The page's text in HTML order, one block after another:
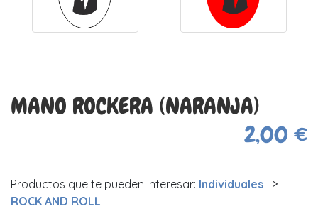
MANO ROCKERA (NARANJA)
2,00 €
Productos que te pueden interesar: Individuales =>
ROCK AND ROLL